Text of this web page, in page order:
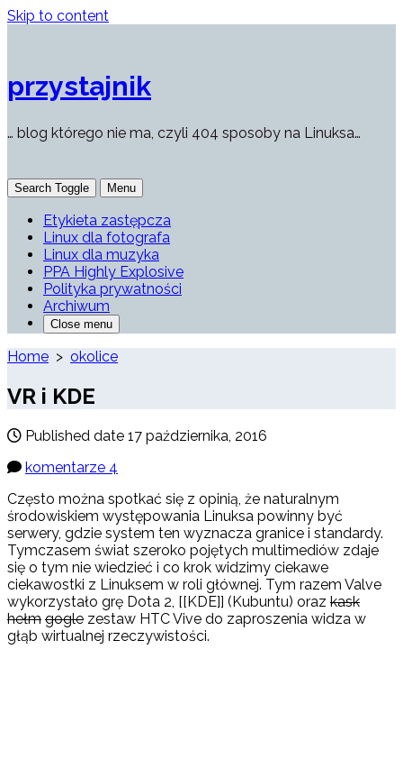
Skip to content
przystajnik
… blog którego nie ma, czyli 404 sposoby na Linuksa…
Search Toggle Menu
Etykieta zastępcza
Linux dla fotografa
Linux dla muzyka
PPA Highly Explosive
Polityka prywatności
Archiwum
Close menu
Home > okolice
VR i KDE
Published date 17 października, 2016
komentarze 4
Często można spotkać się z opinią, że naturalnym
środowiskiem występowania Linuksa powinny być
serwery, gdzie system ten wyznacza granice i standardy.
Tymczasem świat szeroko pojętych multimediów zdaje
się o tym nie wiedzieć i co krok widzimy ciekawe
ciekawostki z Linuksem w roli głównej. Tym razem Valve
wykorzystało grę Dota 2, [[KDE]] (Kubuntu) oraz kask
hełm gogle zestaw HTC Vive do zaproszenia widza w
głąb wirtualnej rzeczywistości.